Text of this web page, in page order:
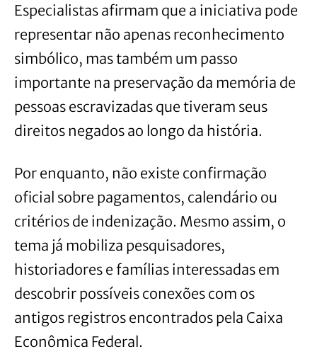
Especialistas afirmam que a iniciativa pode
representar não apenas reconhecimento
simbólico, mas também um passo
importante na preservação da memória de
pessoas escravizadas que tiveram seus
direitos negados ao longo da história.
Por enquanto, não existe confirmação
oficial sobre pagamentos, calendário ou
critérios de indenização. Mesmo assim, o
tema já mobiliza pesquisadores,
historiadores e famílias interessadas em
descobrir possíveis conexões com os
antigos registros encontrados pela Caixa
Econômica Federal.